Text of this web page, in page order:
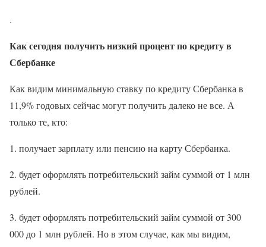
.
Как сегодня получить низкий процент по кредиту в
Сбербанке
Как видим минимальную ставку по кредиту Сбербанка в
11,9% годовых сейчас могут получить далеко не все. А
только те, кто:
1. получает зарплату или пенсию на карту Сбербанка.
2. будет оформлять потребительский займ суммой от 1 млн
рублей.
3. будет оформлять потребительский займ суммой от 300
000 до 1 млн рублей. Но в этом случае, как мы видим,